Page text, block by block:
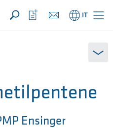
Prodotti)APRI
IT
Apri
la
lista
Ensinger